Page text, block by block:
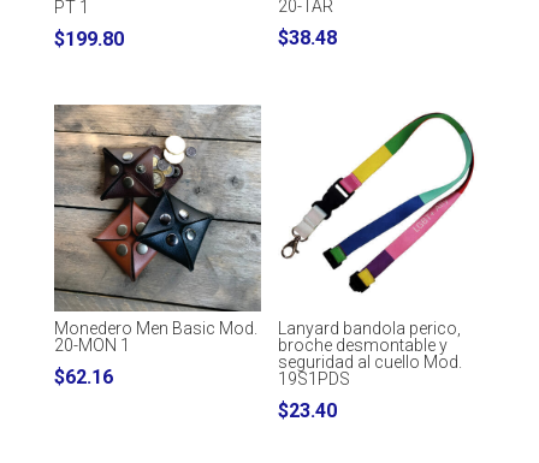
PT 1
$199.80
20-TAR
$38.48
Monedero Men Basic Mod.
20-MON 1
$62.16
Lanyard bandola perico,
broche desmontable y
seguridad al cuello Mod.
19S1PDS
$23.40